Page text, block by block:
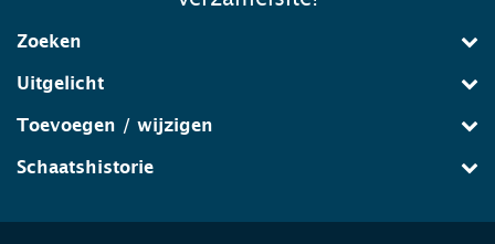
Zoeken
Uitgelicht
Toevoegen / wijzigen
Schaatshistorie